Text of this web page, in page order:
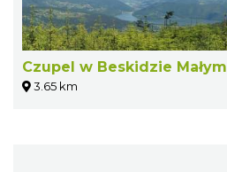
Czupel w Beskidzie Małym
3.65 km